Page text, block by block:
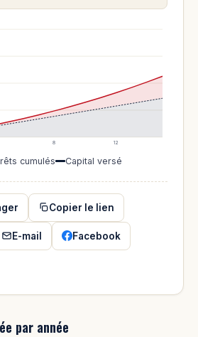
8 12
cumulés Capital versé
Copier le lien
E-mail Facebook
par année